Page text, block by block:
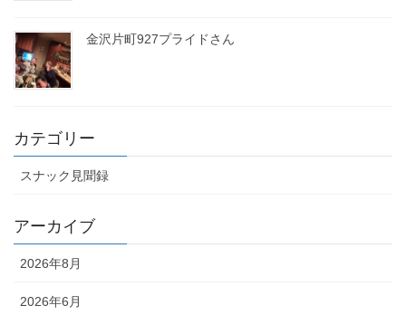
金沢片町927プライドさん
カテゴリー
スナック見聞録
アーカイブ
2026年8月
2026年6月